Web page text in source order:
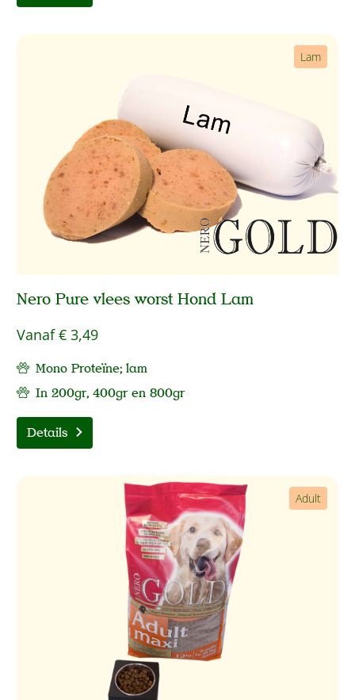
Lam
Nero Pure vlees worst Hond Lam
Vanaf€ 3,49
Mono Proteïne; lam
In 200gr, 400gr en 800gr
Details
Adult